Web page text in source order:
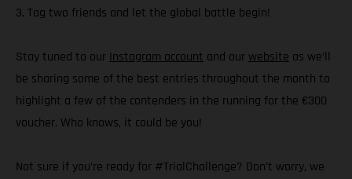
3. Tag two friends and let the global battle begin!
Stay tuned to our Instagram account and our website as we’ll
be sharing some of the best entries throughout the month to
highlight a few of the contenders in the running for the €300
voucher. Who knows, it could be you!
Not sure if you’re ready for #TrialChallenge? Don’t worry, we